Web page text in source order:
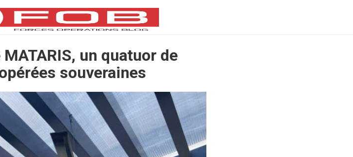
un quatuor de
souveraines